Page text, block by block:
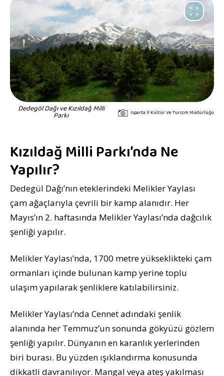
Dedegöl Dağı ve Kızıldağ Milli
Parkı Isparta İl Kültür Ve Turizm Müdürlüğü
Kızıldağ Milli Parkı’nda Ne
Yapılır?
Dedegül Dağı’nın eteklerindeki Melikler Yaylası
çam ağaçlarıyla çevrili bir kamp alanıdır. Her
Mayıs’ın 2. haftasında Melikler Yaylası’nda dağcılık
şenliği yapılır.
Melikler Yaylası’nda, 1700 metre yükseklikteki çam
ormanları içinde bulunan kamp yerine toplu
ulaşım yapılarak şenliklere katılabilirsiniz.
Melikler Yaylası’nda Cennet adındaki şenlik
alanında her Temmuz’un sonunda gökyüzü gözlem
şenliği yapılır. Dünyanın en karanlık yerlerinden
biri burası. Bu yüzden ışıklandırma konusunda
dikkatli davranılıyor. Mangal veya ateş yakılması